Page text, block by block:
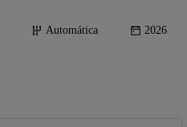
Automática 2026